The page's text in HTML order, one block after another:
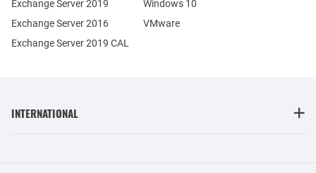
Exchange Server 2019
Exchange Server 2016
Exchange Server 2019 CAL
Windows 10
VMware
INTERNATIONAL